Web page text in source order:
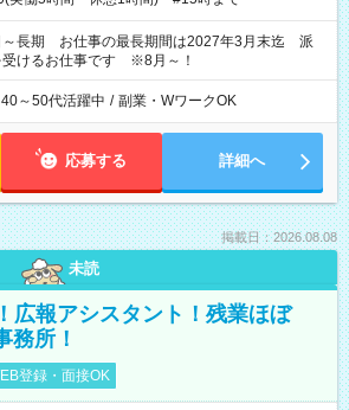
～長期 お仕事の最長期間は2027年3月末迄 派
受けるお仕事です ※8月～！
40～50代活躍中 / 副業・WワークOK
応募する 詳細へ
掲載日：2026.08.08
未読
広報アシスタント！残業ほぼ
務所！
登録・面接OK